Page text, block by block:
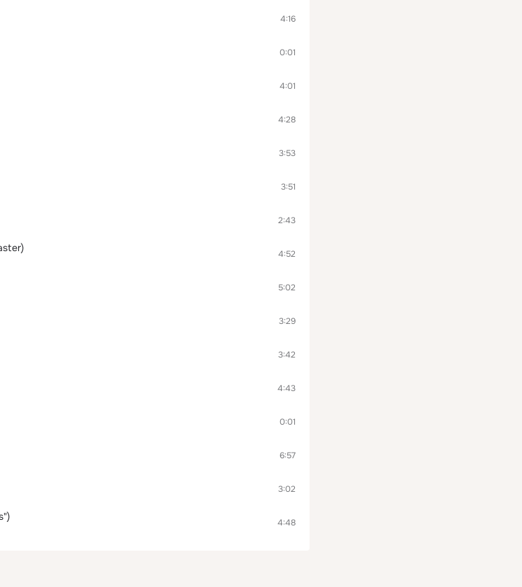
4:16
0:01
4:01
4:28
3:53
3:51
2:43
4:52
5:02
3:29
3:42
4:43
0:01
6:57
3:02
4:48